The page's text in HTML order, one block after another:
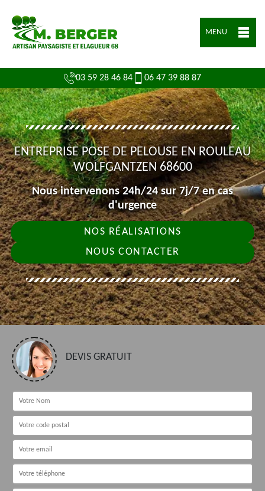
MENU
03 59 28 46 84 06 47 39 88 87
ENTREPRISE POSE DE PELOUSE EN ROULEAU
WOLFGANTZEN 68600
Nous intervenons 24h/24 sur 7j/7 en cas
d'urgence
NOS RÉALISATIONS
NOUS CONTACTER
DEVIS GRATUIT